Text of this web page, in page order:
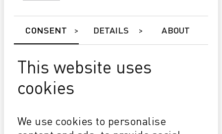
CONSENT DETAILS ABOUT
This website uses
cookies
We use cookies to personalise
de impresión y colores de adición al proceso